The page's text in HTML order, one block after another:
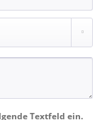
Textfeld ein.